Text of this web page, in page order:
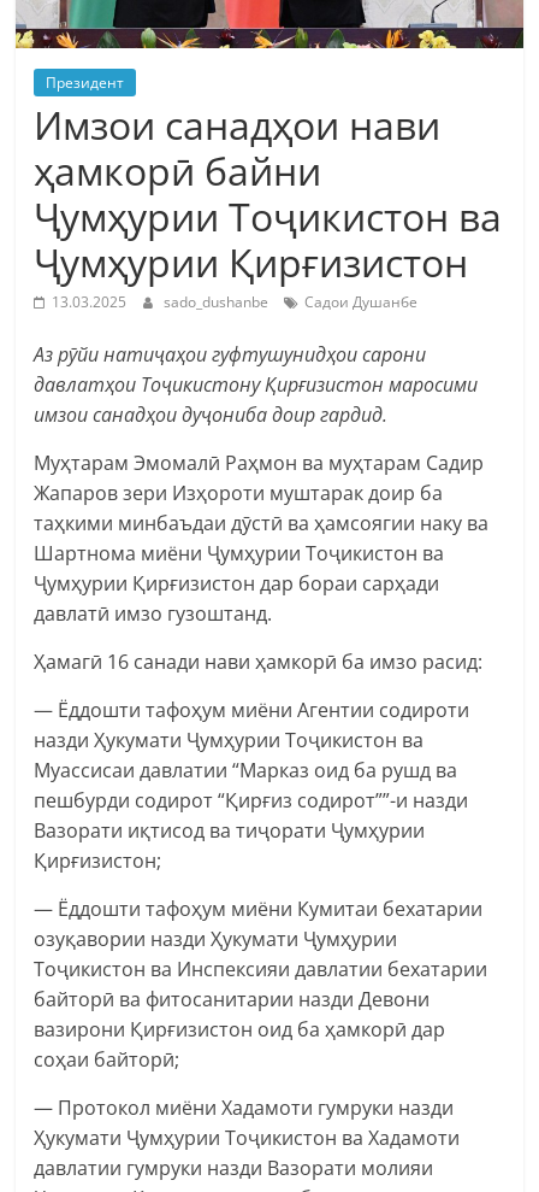
Президент
Имзои санадҳои нави
ҳамкорӣ байни
Ҷумҳурии Тоҷикистон ва
Ҷумҳурии Қирғизистон
13.03.2025 sado_dushanbe Садои Душанбе
Аз рӯйи натиҷаҳои гуфтушунидҳои сарони
давлатҳои Тоҷикистону Қирғизистон маросими
имзои санадҳои дуҷониба доир гардид.
Муҳтарам Эмомалӣ Раҳмон ва муҳтарам Садир
Жапаров зери Изҳороти муштарак доир ба
таҳкими минбаъдаи дӯстӣ ва ҳамсоягии наку ва
Шартнома миёни Ҷумҳурии Тоҷикистон ва
Ҷумҳурии Қирғизистон дар бораи сарҳади
давлатӣ имзо гузоштанд.
Ҳамагӣ 16 санади нави ҳамкорӣ ба имзо расид:
— Ёддошти тафоҳум миёни Агентии содироти
назди Ҳукумати Ҷумҳурии Тоҷикистон ва
Муассисаи давлатии “Марказ оид ба рушд ва
пешбурди содирот “Қирғиз содирот””-и назди
Вазорати иқтисод ва тиҷорати Ҷумҳурии
Қирғизистон;
— Ёддошти тафоҳум миёни Кумитаи бехатарии
озуқавории назди Ҳукумати Ҷумҳурии
Тоҷикистон ва Инспексияи давлатии бехатарии
байторӣ ва фитосанитарии назди Девони
вазирони Қирғизистон оид ба ҳамкорӣ дар
соҳаи байторӣ;
— Протокол миёни Хадамоти гумруки назди
Ҳукумати Ҷумҳурии Тоҷикистон ва Хадамоти
давлатии гумруки назди Вазорати молияи